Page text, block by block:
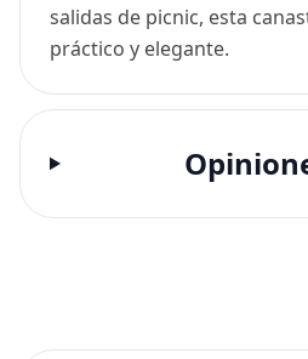
salidas de picnic, esta
práctico y elegante.